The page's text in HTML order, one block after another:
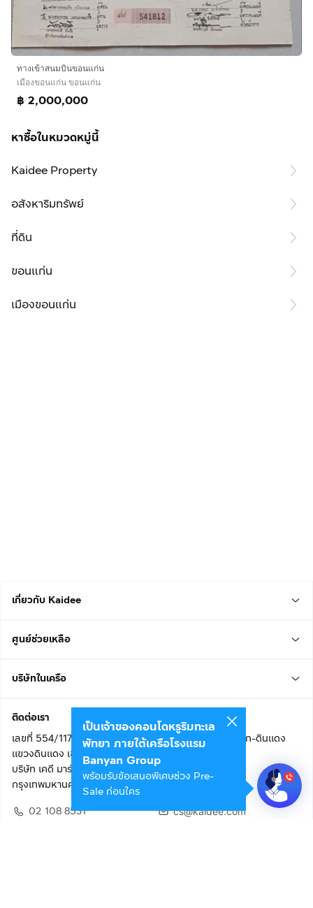
ทางเข้าสนมบินขอนแก่น
เมืองขอนแก่น ขอนแก่น
฿ 2,000,000
หาซื้อในหมวดหมู่นี้
Kaidee Property
อสังหาริมทรัพย์
ที่ดิน
ขอนแก่น
เมืองขอนแก่น
เกี่ยวกับ Kaidee
ศูนย์ช่วยเหลือ
บริษัทในเครือ
ติดต่อเรา
เลขที่ 554/117 อาคารสกายไนน์ เซ็นเตอร์ ชั้น 22 ถนนอโศก-ดินแดง
แขวงดินแดง เขตดินแดง
บริษัท เคดี มาร์เก็ตเพลส จำกัด (สำนักงานใหญ่)
กรุงเทพมหานคร 10400
02 108 8531
cs@kaidee.com
เป็นเจ้าของคอนโดหรูริมทะเล
พัทยา ภายใต้เครือโรงแรม
Banyan Group
พร้อมรับข้อเสนอพิเศษช่วง Pre-
Sale ก่อนใคร